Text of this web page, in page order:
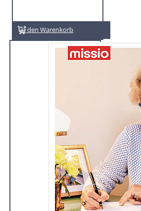
In den Warenkorb